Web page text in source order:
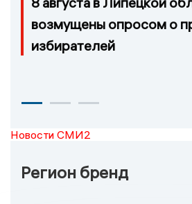
возмущены опросом о
избирателей
Новости СМИ2
Регион бренд